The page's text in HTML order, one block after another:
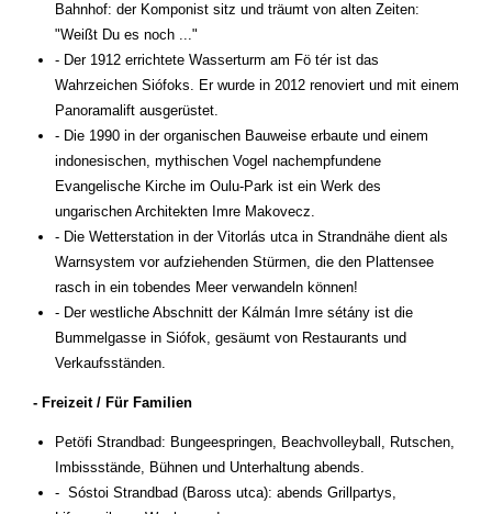
Bahnhof: der Komponist sitz und träumt von alten Zeiten:
"Weißt Du es noch ..."
- Der 1912 errichtete Wasserturm am Fö tér ist das
Wahrzeichen Siófoks. Er wurde in 2012 renoviert und mit einem
Panoramalift ausgerüstet.
- Die 1990 in der organischen Bauweise erbaute und einem
indonesischen, mythischen Vogel nachempfundene
Evangelische Kirche im Oulu-Park ist ein Werk des
ungarischen Architekten Imre Makovecz.
- Die Wetterstation in der Vitorlás utca in Strandnähe dient als
Warnsystem vor aufziehenden Stürmen, die den Plattensee
rasch in ein tobendes Meer verwandeln können!
- Der westliche Abschnitt der Kálmán Imre sétány ist die
Bummelgasse in Siófok, gesäumt von Restaurants und
Verkaufsständen.
- Freizeit / Für Familien
Petöfi Strandbad: Bungeespringen, Beachvolleyball, Rutschen,
Imbissstände, Bühnen und Unterhaltung abends.
- Sóstoi Strandbad (Baross utca): abends Grillpartys,